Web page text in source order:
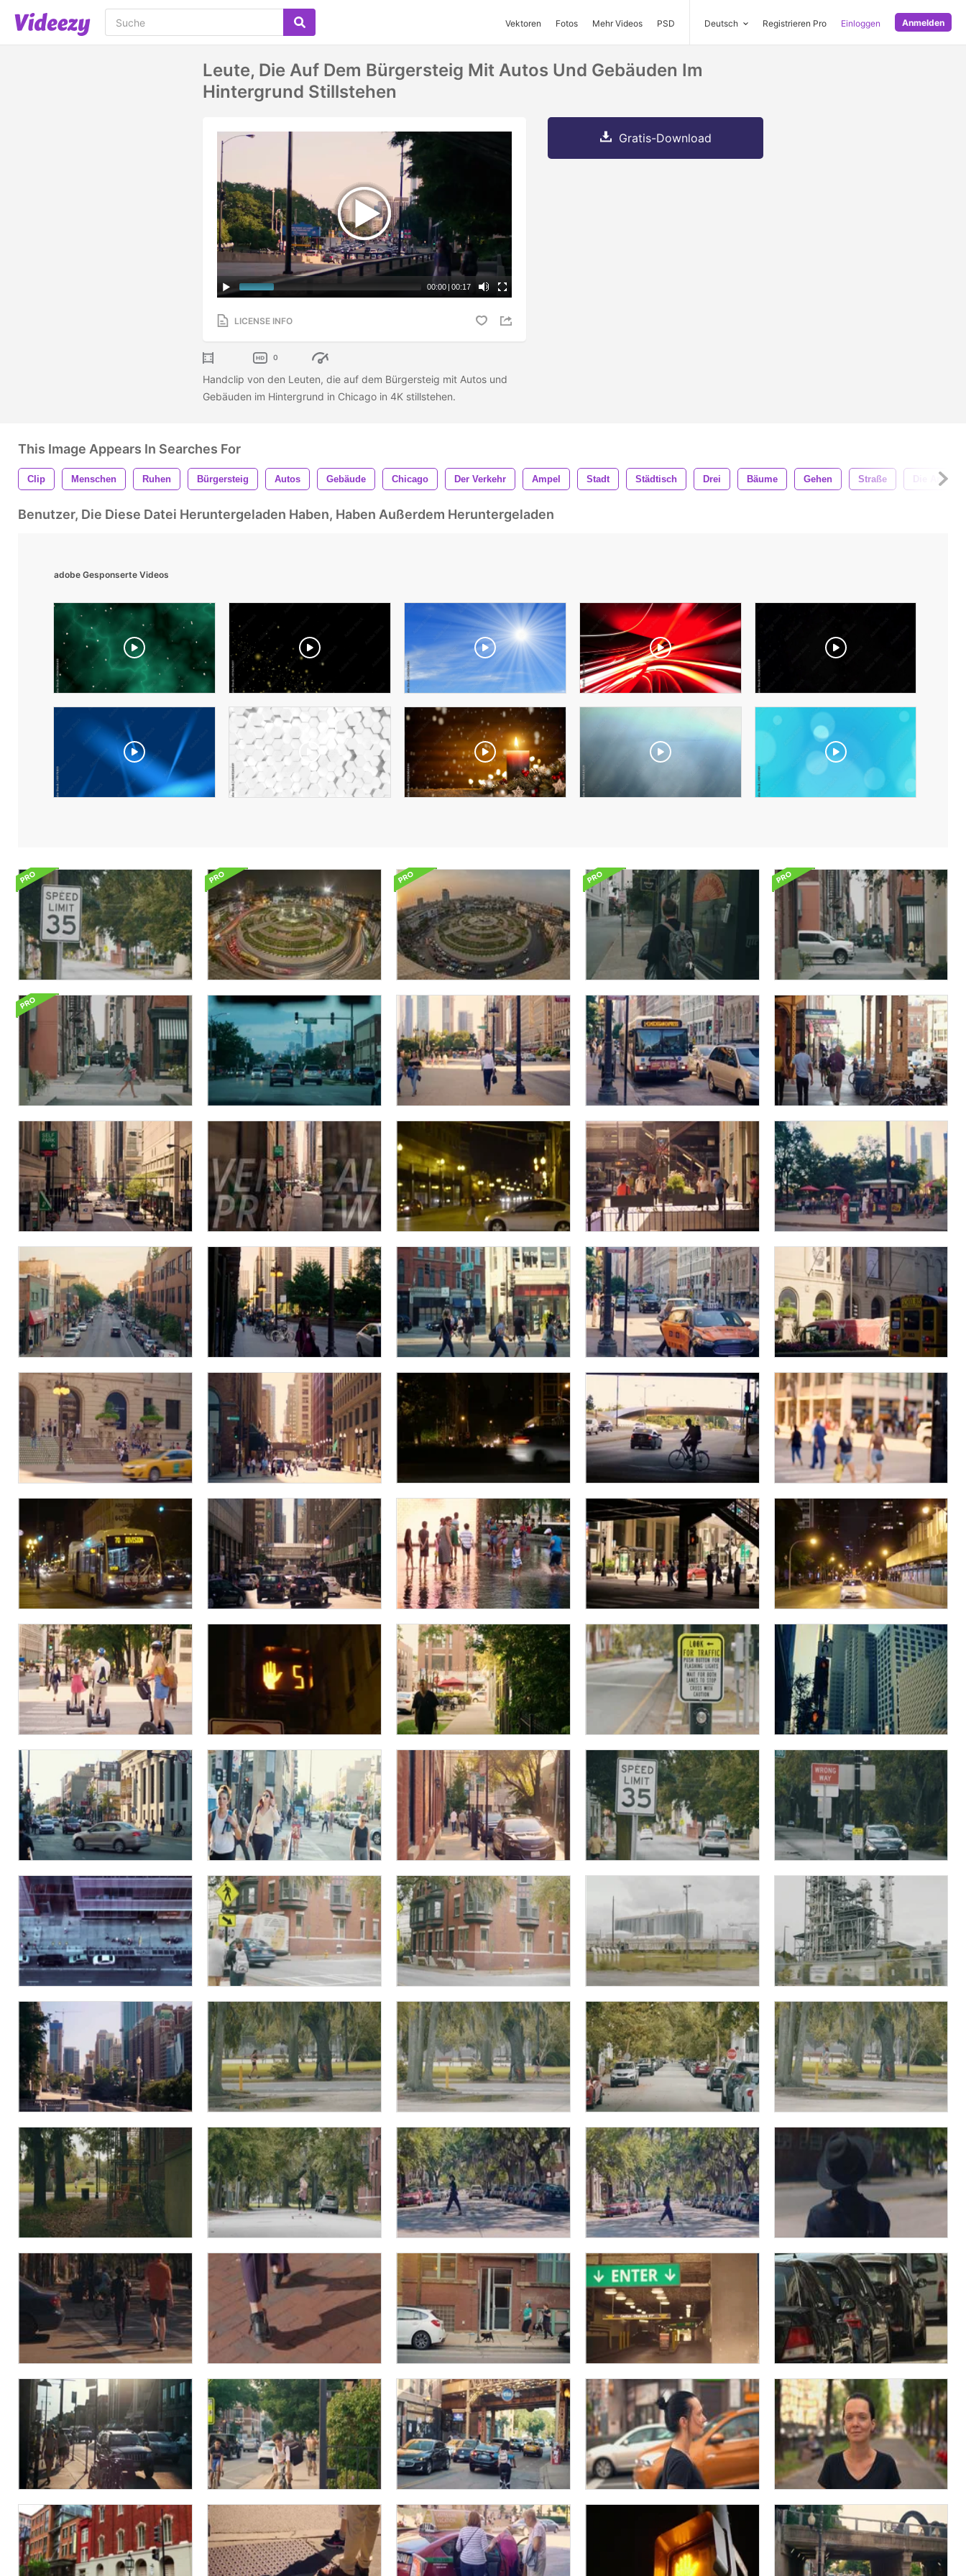
Vektoren Fotos Mehr Videos PSD Deutsch Registrieren Pro Einloggen Anmelden
Leute, Die Auf Dem Bürgersteig Mit Autos Und Gebäuden Im
Hintergrund Stillstehen
00:00 | 00:17
LICENSE INFO
0
Handclip von den Leuten, die auf dem Bürgersteig mit Autos und
Gebäuden im Hintergrund in Chicago in 4K stillstehen.
Gratis-Download
This Image Appears In Searches For
Clip Menschen Ruhen Bürgersteig Autos Gebäude Chicago Der Verkehr Ampel Stadt Städtisch Drei Bäume Gehen Straße Die
Benutzer, Die Diese Datei Heruntergeladen Haben, Haben Außerdem Heruntergeladen
adobe Gesponserte Videos